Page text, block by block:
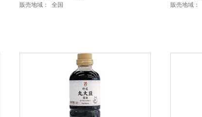
販売地域： 全国 販売地域：